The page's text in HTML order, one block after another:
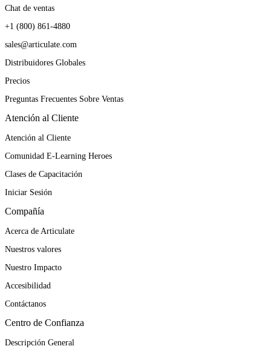
Chat de ventas
+1 (800) 861-4880
sales@articulate.com
Distribuidores Globales
Precios
Preguntas Frecuentes Sobre Ventas
Atención al Cliente
Atención al Cliente
Comunidad E-Learning Heroes
Clases de Capacitación
Iniciar Sesión
Compañía
Acerca de Articulate
Nuestros valores
Nuestro Impacto
Accesibilidad
Contáctanos
Centro de Confianza
Descripción General